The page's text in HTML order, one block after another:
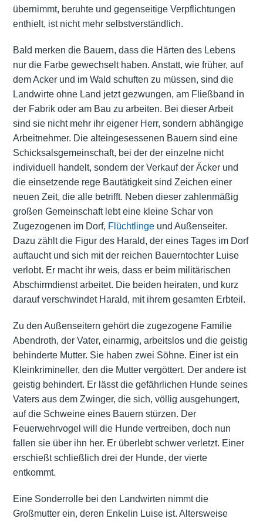
übernimmt, beruhte und gegenseitige Verpflichtungen
enthielt, ist nicht mehr selbstverständlich.
Bald merken die Bauern, dass die Härten des Lebens
nur die Farbe gewechselt haben. Anstatt, wie früher, auf
dem Acker und im Wald schuften zu müssen, sind die
Landwirte ohne Land jetzt gezwungen, am Fließband in
der Fabrik oder am Bau zu arbeiten. Bei dieser Arbeit
sind sie nicht mehr ihr eigener Herr, sondern abhängige
Arbeitnehmer. Die alteingesessenen Bauern sind eine
Schicksalsgemeinschaft, bei der der einzelne nicht
individuell handelt, sondern der Verkauf der Äcker und
die einsetzende rege Bautätigkeit sind Zeichen einer
neuen Zeit, die alle betrifft. Neben dieser zahlenmäßig
großen Gemeinschaft lebt eine kleine Schar von
Zugezogenen im Dorf, Flüchtlingeund Außenseiter.
Dazu zählt die Figur des Harald, der eines Tages im Dorf
auftaucht und sich mit der reichen Bauerntochter Luise
verlobt. Er macht ihr weis, dass er beim militärischen
Abschirmdienst arbeitet. Die beiden heiraten, und kurz
darauf verschwindet Harald, mit ihrem gesamten Erbteil.
Zu den Außenseitern gehört die zugezogene Familie
Abendroth, der Vater, einarmig, arbeitslos und die geistig
behinderte Mutter. Sie haben zwei Söhne. Einer ist ein
Kleinkrimineller, den die Mutter vergöttert. Der andere ist
geistig behindert. Er lässt die gefährlichen Hunde seines
Vaters aus dem Zwinger, die sich, völlig ausgehungert,
auf die Schweine eines Bauern stürzen. Der
Feuerwehrvogel will die Hunde vertreiben, doch nun
fallen sie über ihn her. Er überlebt schwer verletzt. Einer
erschießt schließlich drei der Hunde, der vierte
entkommt.
Eine Sonderrolle bei den Landwirten nimmt die
Großmutter ein, deren Enkelin Luise ist. Altersweise